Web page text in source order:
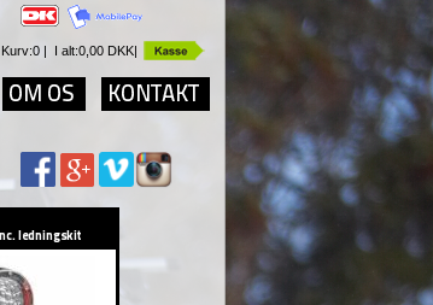
Kurv:0 | I alt:0,00 DKK|